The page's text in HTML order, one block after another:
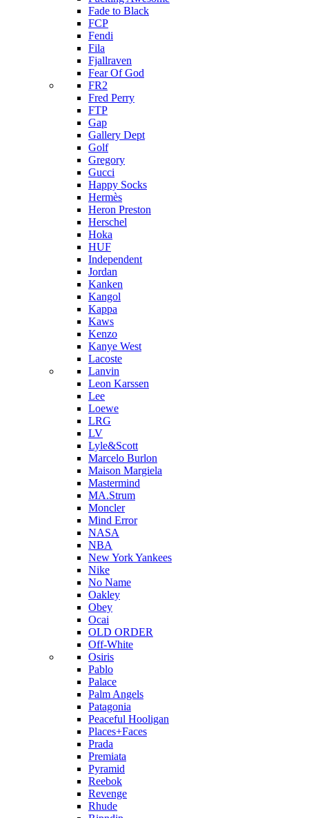
Fade to Black
FCP
Fendi
Fila
Fjallraven
Fear Of God
FR2
Fred Perry
FTP
Gap
Gallery Dept
Golf
Gregory
Gucci
Happy Socks
Hermès
Heron Preston
Hersсhel
Hoka
HUF
Independent
Jordan
Kanken
Kangol
Kappa
Kaws
Kenzo
Kanye West
Lacoste
Lanvin
Leon Karssen
Lee
Loewe
LRG
LV
Lyle&Scott
Marcelo Burlon
Maison Margiela
Mastermind
MA.Strum
Moncler
Mind Error
NASA
NBA
New York Yankees
Nike
No Name
Oakley
Obey
Ocai
OLD ORDER
Off-White
Osiris
Pablo
Palace
Palm Angels
Patagonia
Peaceful Hooligan
Places+Faces
Prada
Premiata
Pyramid
Reebok
Revenge
Rhude